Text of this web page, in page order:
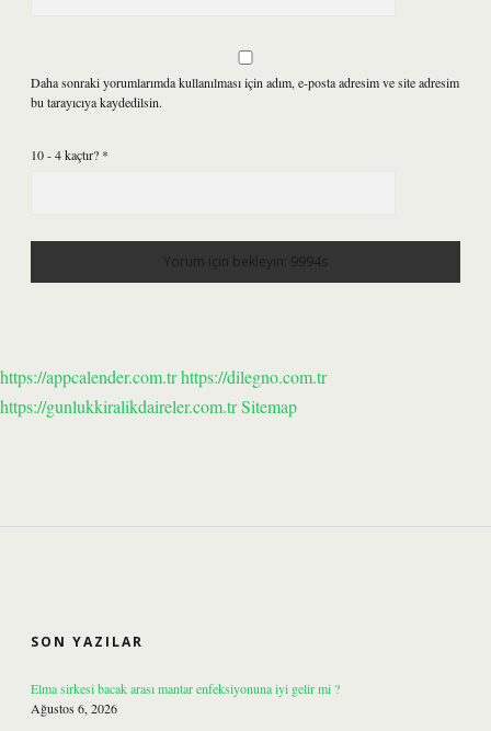
Daha sonraki yorumlarımda kullanılması için adım, e-posta adresim ve site adresim
bu tarayıcıya kaydedilsin.
10 - 4 kaçtır? *
https://appcalender.com.trhttps://dilegno.com.tr
https://gunlukkiralikdaireler.com.trSitemap
SON YAZILAR
Elma sirkesi bacak arası mantar enfeksiyonuna iyi gelir mi ?
Ağustos 6, 2026